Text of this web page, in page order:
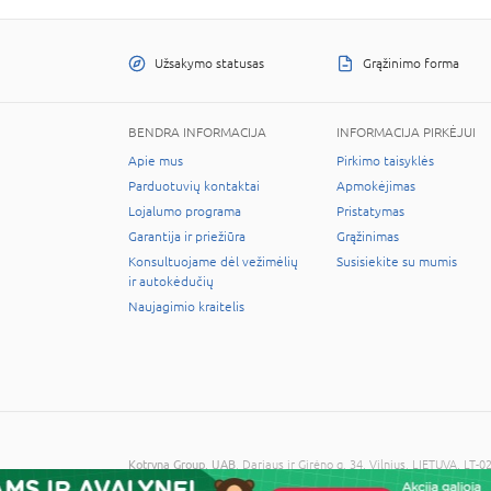
Užsakymo statusas Grąžinimo forma
BENDRA INFORMACIJA
Apie mus
Parduotuvių kontaktai
Lojalumo programa
Garantija ir priežiūra
Konsultuojame dėl vežimėlių
ir autokėdučių
Naujagimio kraitelis
INFORMACIJA PIRKĖJUI
Pirkimo taisyklės
Apmokėjimas
Pristatymas
Grąžinimas
Susisiekite su mumis
Kotryna Group, UAB , Dariaus ir Girėno g. 34, Vilnius, LIETUVA,